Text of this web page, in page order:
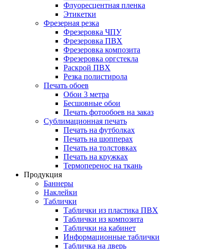
Флуоресцентная пленка
Этикетки
Фрезерная резка
Фрезеровка ЧПУ
Фрезеровка ПВХ
Фрезеровка композита
Фрезеровка оргстекла
Раскрой ПВХ
Резка полистирола
Печать обоев
Обои 3 метра
Бесшовные обои
Печать фотообоев на заказ
Сублимационная печать
Печать на футболках
Печать на шопперах
Печать на толстовках
Печать на кружках
Термоперенос на ткань
Продукция
Баннеры
Наклейки
Таблички
Таблички из пластика ПВХ
Таблички из композита
Таблички на кабинет
Информационные таблички
Табличка на дверь